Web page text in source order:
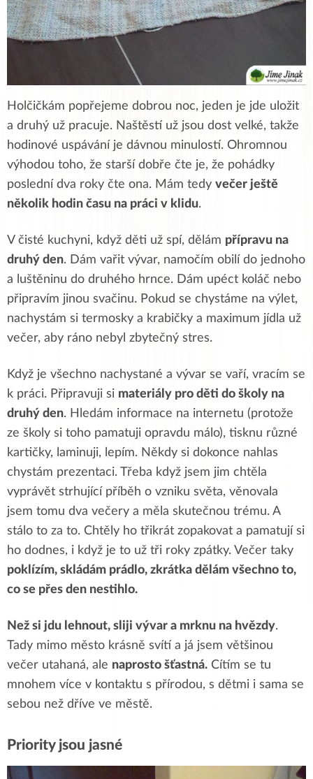
Holčičkám popřejeme dobrou noc, jeden je jde uložit
a druhý už pracuje. Naštěstí už jsou dost velké, takže
hodinové uspávání je dávnou minulostí. Ohromnou
výhodou toho, že starší dobře čte je, že pohádky
poslední dva roky čte ona. Mám tedy večer ještě
několik hodin času na práci v klidu.
V čisté kuchyni, když děti už spí, dělám přípravu na
druhý den. Dám vařit vývar, namočím obilí do jednoho
a luštěninu do druhého hrnce. Dám upéct koláč nebo
připravím jinou svačinu. Pokud se chystáme na výlet,
nachystám si termosky a krabičky a maximum jídla už
večer, aby ráno nebyl zbytečný stres.
Když je všechno nachystané a vývar se vaří, vracím se
k práci. Připravuji si materiály pro děti do školy na
druhý den. Hledám informace na internetu (protože
ze školy si toho pamatuji opravdu málo), tisknu různé
kartičky, laminuji, lepím. Někdy si dokonce nahlas
chystám prezentaci. Třeba když jsem jim chtěla
vyprávět strhující příběh o vzniku světa, věnovala
jsem tomu dva večery a měla skutečnou trému. A
stálo to za to. Chtěly ho třikrát zopakovat a pamatují si
ho dodnes, i když je to už tři roky zpátky. Večer taky
poklízím, skládám prádlo, zkrátka dělám všechno to,
co se přes den nestihlo.
Než si jdu lehnout, sliji vývar a mrknu na hvězdy.
Tady mimo město krásně svítí a já jsem většinou
večer utahaná, ale naprosto šťastná. Cítím se tu
mnohem více v kontaktu s přírodou, s dětmi i sama se
sebou než dříve ve městě.
Priority jsou jasné